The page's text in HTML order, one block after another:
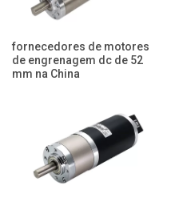
fornecedores de motores
de engrenagem dc de 52
mm na China